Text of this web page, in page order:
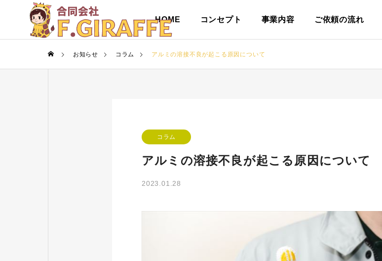
HOME コンセプト 事業内容 ご依頼の流れ
お知らせ コラム アルミの溶接不良が起こる原因について
コラム
アルミの溶接不良が起こる原因について
2023.01.28